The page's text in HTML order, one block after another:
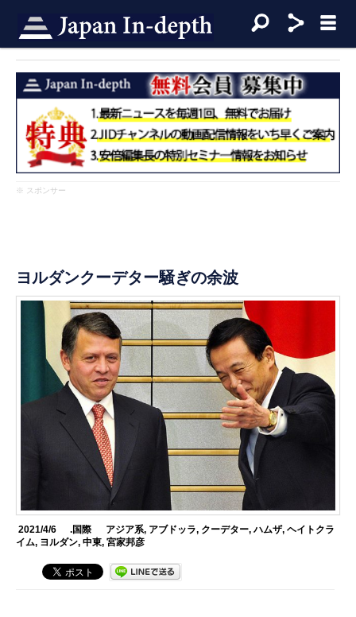
※ スポンサー
ヨルダンクーデター騒ぎの余波
2021/4/6 .国際 アジア系, アブドッラ, クーデター, ハムザ, ヘイトクラ
イム, ヨルダン,中東,宮家邦彦